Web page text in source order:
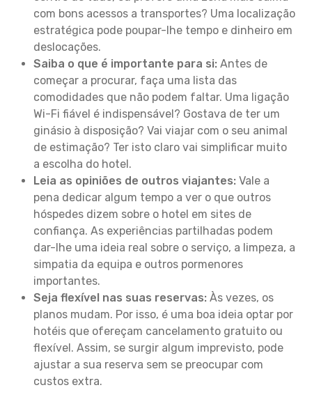
com bons acessos a transportes? Uma localização
estratégica pode poupar-lhe tempo e dinheiro em
deslocações.
Saiba o que é importante para si: Antes de
começar a procurar, faça uma lista das
comodidades que não podem faltar. Uma ligação
Wi-Fi fiável é indispensável? Gostava de ter um
ginásio à disposição? Vai viajar com o seu animal
de estimação? Ter isto claro vai simplificar muito
a escolha do hotel.
Leia as opiniões de outros viajantes: Vale a
pena dedicar algum tempo a ver o que outros
hóspedes dizem sobre o hotel em sites de
confiança. As experiências partilhadas podem
dar-lhe uma ideia real sobre o serviço, a limpeza, a
simpatia da equipa e outros pormenores
importantes.
Seja flexível nas suas reservas: Às vezes, os
planos mudam. Por isso, é uma boa ideia optar por
hotéis que ofereçam cancelamento gratuito ou
flexível. Assim, se surgir algum imprevisto, pode
ajustar a sua reserva sem se preocupar com
custos extra.